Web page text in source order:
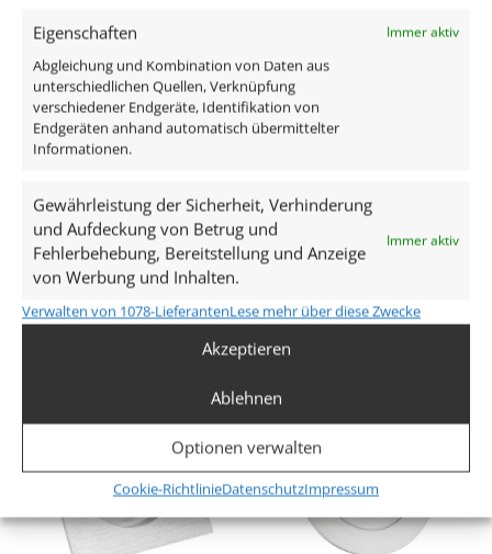
Eigenschaften Immer aktiv
Abgleichung und Kombination von Daten aus
unterschiedlichen Quellen, Verknüpfung
verschiedener Endgeräte, Identifikation von
Endgeräten anhand automatisch übermittelter
Informationen.
Gewährleistung der Sicherheit, Verhinderung
und Aufdeckung von Betrug und
Fehlerbehebung, Bereitstellung und Anzeige
von Werbung und Inhalten.
Immer aktiv
Verwalten von 1078-LieferantenLese mehr über diese Zwecke
Akzeptieren
Ablehnen
Optionen verwalten
Cookie-RichtlinieDatenschutzImpressum
LED-Einbaustrahler extra
flach 25mm 230V
DIMMBAR 7W statt 70W
Bronze-gebürstetes
Abstrahlung rund 90 CRI
ab28,49€
inkl. MwSt. zzgl.Versandkosten
Lieferzeit:1-3 Tage
24V Einbaustrahler |
Tunable White 2700-
5700K | 9W &
Vollspektrum CRI 98 |
DALI, ZIGBEE, ECHO,
Loxone, GOOGLE, 1-10V,
HUE
inkl. MwSt. zzgl.Versandkosten